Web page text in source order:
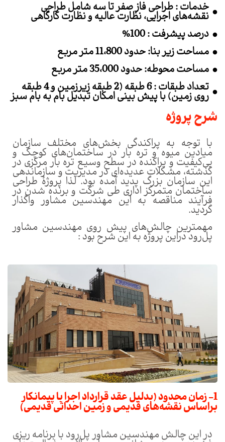
خدمات : طراحی فاز صفر تا سه شامل طراحی
نقشه‌های اجرایی، نظارت عالیه و نظارت کارگاهی
درصد پیشرفت : 100%
مساحت زیر بنا: حدود 11،800 متر مربع
مساحت محوطه: حدود 35،000 متر مربع
تعداد طبقات : 6 طبقه (2 طبقه زیرزمین و 4 طبقه
روی زمین) با پیش بینی امکان تبدیل بام به بام سبز
شرح پروژه
با توجه به پراکندگی بخش‌های مختلف سازمان
میادین میوه و تره بار در ساختمان‌های کوچک و
بی‌کیفیت و پراکنده در سطح وسیع تره بار مرکزی در
گذشته، مشکلات عدیده‌ای در مدیریت و سازماندهی
این سازمان بزرگ پدید آمده بود. لذا پروژۀ طراحی
ساختمان متمرکز اداری طی شرکت و برنده شدن در
فرآیند مناقصه به این مهندسین مشاور واگذار
گردید.
مهمترین چالش‌های پیش روی مهندسین مشاور
پل‌رود دراین پروژه به این شرح بود :
1- زمان محدود (بدلیل عقد قرارداد اجرا با پیمانکار
براساس نقشه‌های قدیمی و زمین احداثی قدیمی)
در این چالش مهندسین مشاور پل‌رود با برنامه ریزی